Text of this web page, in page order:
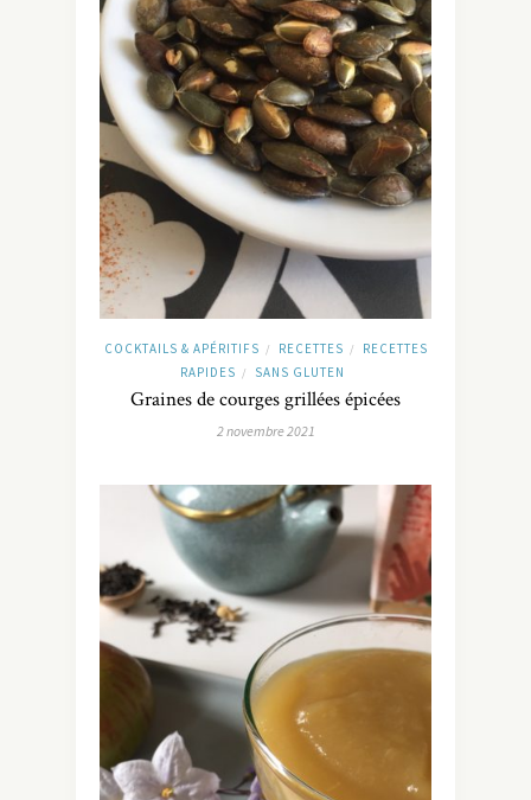
COCKTAILS & APÉRITIFS / RECETTES /
RECETTES
RAPIDES / SANS GLUTEN
Graines de courges grillées épicées
2 novembre 2021